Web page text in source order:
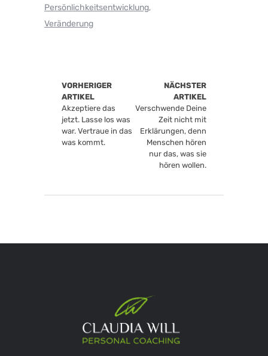
Persönlichkeitsentwicklung,
Veränderung
VORHERIGER
ARTIKEL
Akzeptiere das
jetzt. Lasse los was
war. Vertraue in das
was kommt.
NÄCHSTER
ARTIKEL
Verschwende Deine
Zeit nicht mit
Erklärungen, denn
Menschen hören
nur das, was sie
hören wollen.